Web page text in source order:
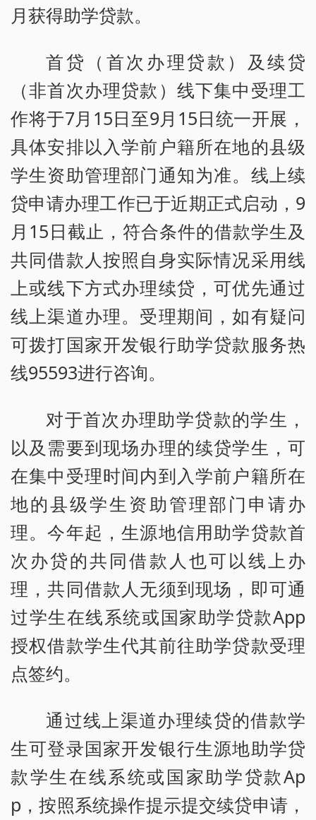
月获得助学贷款。
首贷（首次办理贷款）及续贷
（非首次办理贷款）线下集中受理工
作将于7月15日至9月15日统一开展，
具体安排以入学前户籍所在地的县级
学生资助管理部门通知为准。线上续
贷申请办理工作已于近期正式启动，9
月15日截止，符合条件的借款学生及
共同借款人按照自身实际情况采用线
上或线下方式办理续贷，可优先通过
线上渠道办理。受理期间，如有疑问
可拨打国家开发银行助学贷款服务热
线95593进行咨询。
对于首次办理助学贷款的学生，
以及需要到现场办理的续贷学生，可
在集中受理时间内到入学前户籍所在
地的县级学生资助管理部门申请办
理。今年起，生源地信用助学贷款首
次办贷的共同借款人也可以线上办
理，共同借款人无须到现场，即可通
过学生在线系统或国家助学贷款App
授权借款学生代其前往助学贷款受理
点签约。
通过线上渠道办理续贷的借款学
生可登录国家开发银行生源地助学贷
款学生在线系统或国家助学贷款Ap
p，按照系统操作提示提交续贷申请，